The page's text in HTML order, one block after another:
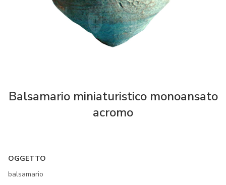
Balsamario miniaturistico monoansato
acromo
OGGETTO
balsamario